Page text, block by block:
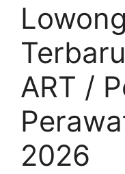
ART /
2026